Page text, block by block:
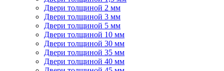
Двери толщиной 2 мм
Двери толщиной 3 мм
Двери толщиной 5 мм
Двери толщиной 10 мм
Двери толщиной 30 мм
Двери толщиной 35 мм
Двери толщиной 40 мм